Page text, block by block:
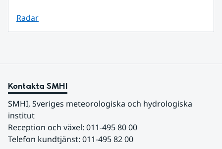
Radar
Kontakta SMHI
SMHI, Sveriges meteorologiska och hydrologiska
institut
Reception och växel: 011-495 80 00
Telefon kundtjänst: 011-495 82 00